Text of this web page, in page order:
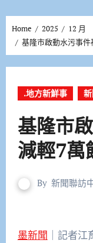
Home 2025
12 月
基隆市啟動水污事
.地方新鮮事
基隆市
減輕7萬
By 新聞聯訪
墨新聞 ｜記者